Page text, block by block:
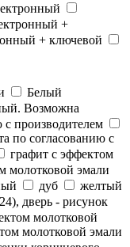
+
+ ключевой
Белый
Возможна
с производителем
по согласованию с
графит с эффектом
молотковой эмали
дуб
желтый
дверь - рисунок
молотковой
молотковой эмали